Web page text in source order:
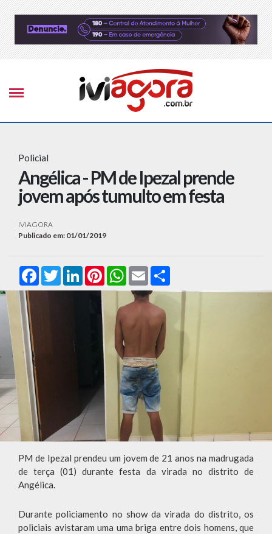
Policial
Angélica - PM de Ipezal prende
jovem após tumulto em festa
IVIAGORA
Publicado em: 01/01/2019
FacebookTwitterLinkedInPinterestWhatsApp
Email
PM de Ipezal prendeu um jovem de 21 anos na madrugada
de terça (01) durante festa da virada no distrito de
Angélica.
Durante policiamento no show da virada do distrito, os
policiais avistaram uma uma briga entre dois homens, que